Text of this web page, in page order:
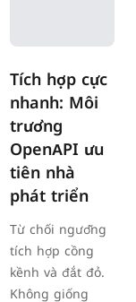
Tích hợp cực
nhanh: Môi
trường
OpenAPI ưu
tiên nhà
phát triển
Từ chối ngưỡng
tích hợp cồng
kềnh và đắt đỏ.
Không giống